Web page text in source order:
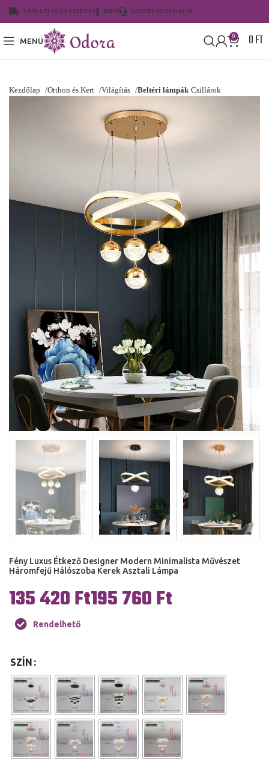
SZÁLLÍTÁS ÉS FIZETÉS INFÓ ÜGYFÉLSZOLGÁLAT
MENÜ
0 0FT
Kezdőlap Otthon és Kert Világítás Beltéri lámpák Csillárok
Fény Luxus Étkező Designer Modern Minimalista Művészet
Háromfejű Hálószoba Kerek Asztali Lámpa
Ft Ft
Rendelhető
SZÍN